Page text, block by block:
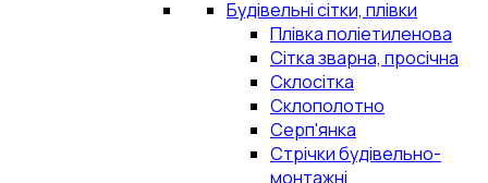
Будівельні сітки, плівки
Плівка поліетиленова
Сітка зварна, просічна
Склосітка
Склополотно
Серп'янка
Стрічки будівельно-
монтажні